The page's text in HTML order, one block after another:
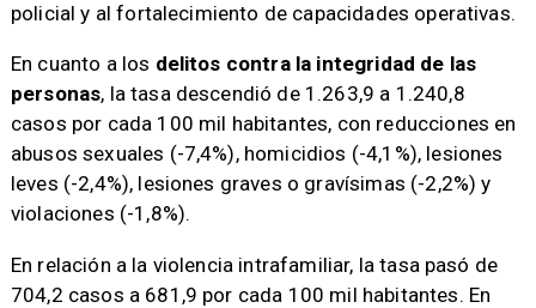
policial y al fortalecimiento de capacidades operativas.
En cuanto a los delitos contra la integridad de las
personas, la tasa descendió de 1.263,9 a 1.240,8
casos por cada 100 mil habitantes, con reducciones en
abusos sexuales (-7,4%), homicidios (-4,1%), lesiones
leves (-2,4%), lesiones graves o gravísimas (-2,2%) y
violaciones (-1,8%).
En relación a la violencia intrafamiliar, la tasa pasó de
704,2 casos a 681,9 por cada 100 mil habitantes. En